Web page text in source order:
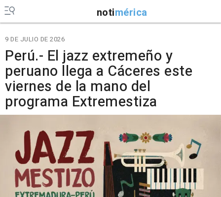
notimérica
9 DE JULIO DE 2026
Perú.- El jazz extremeño y
peruano llega a Cáceres este
viernes de la mano del
programa Extremestiza